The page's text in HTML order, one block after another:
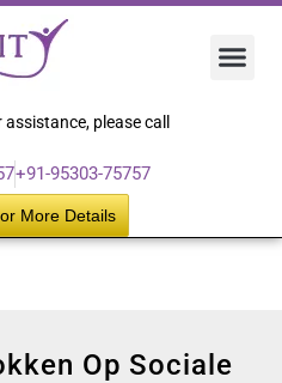
please call
+91-95303-75757
More Details
Op Sociale